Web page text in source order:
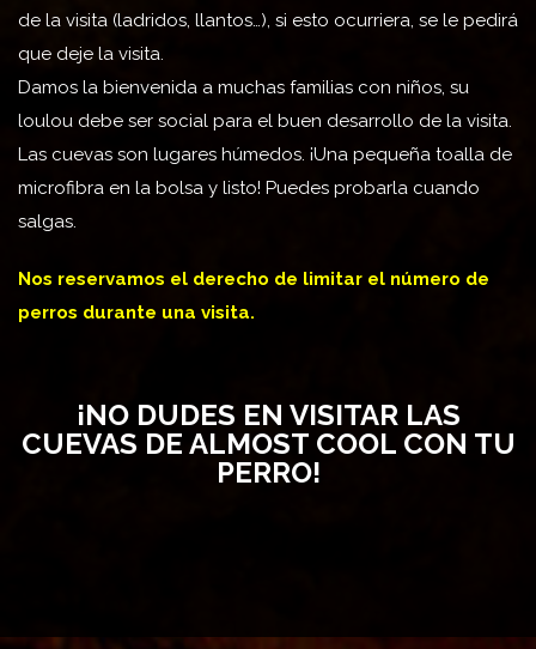
de la visita (ladridos, llantos…), si esto ocurriera, se le pedirá
que deje la visita.
Damos la bienvenida a muchas familias con niños, su
loulou debe ser social para el buen desarrollo de la visita.
Las cuevas son lugares húmedos. ¡Una pequeña toalla de
microfibra en la bolsa y listo! Puedes probarla cuando
salgas.
Nos reservamos el derecho de limitar el número de
perros durante una visita.
¡NO DUDES EN VISITAR LAS
CUEVAS DE ALMOST COOL CON TU
PERRO!